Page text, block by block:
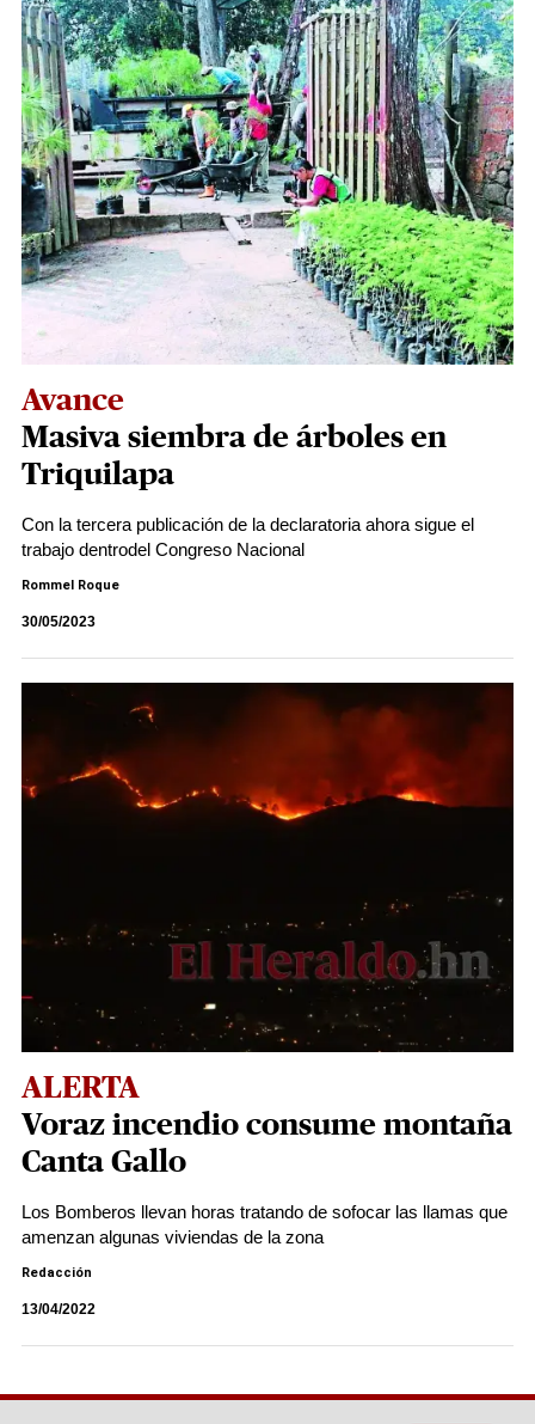
Avance
Masiva siembra de árboles en
Triquilapa
Con la tercera publicación de la declaratoria ahora sigue el
trabajo dentrodel Congreso Nacional
Rommel Roque
30/05/2023
ALERTA
Voraz incendio consume montaña
Canta Gallo
Los Bomberos llevan horas tratando de sofocar las llamas que
amenzan algunas viviendas de la zona
Redacción
13/04/2022